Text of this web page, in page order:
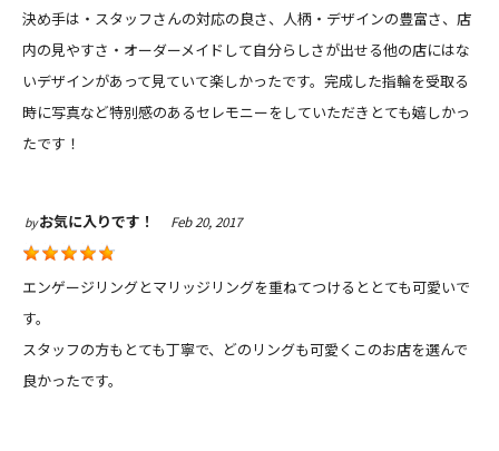
決め手は ・スタッフさんの対応の良さ、人柄 ・デザインの豊富さ、店
内の見やすさ ・オーダーメイドして自分らしさが出せる他の店にはな
いデザインがあって見ていて楽しかったです。 完成した指輪を受取る
時に写真など特別感のあるセレモニーをしていただきとても嬉しかっ
たです！
Feb 20, 2017
byお気に入りです！
エンゲージリングとマリッジリングを重ねてつけるととても可愛いで
す。
スタッフの方もとても丁寧で、どのリングも可愛くこのお店を選んで
良かったです。